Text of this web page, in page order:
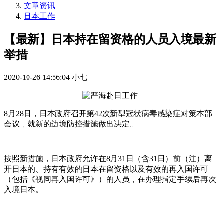
文章资讯
日本工作
【最新】日本持在留资格的人员入境最新
举措
2020-10-26 14:56:04 小七
8月28日，日本政府召开第42次新型冠状病毒感染症对策本部
会议，就新的边境防控措施做出决定。
按照新措施，日本政府允许在8月31日（含31日）前（注）离
开日本的、持有有效的日本在留资格以及有效的再入国许可
（包括《视同再入国许可》）的人员，在办理指定手续后再次
入境日本。